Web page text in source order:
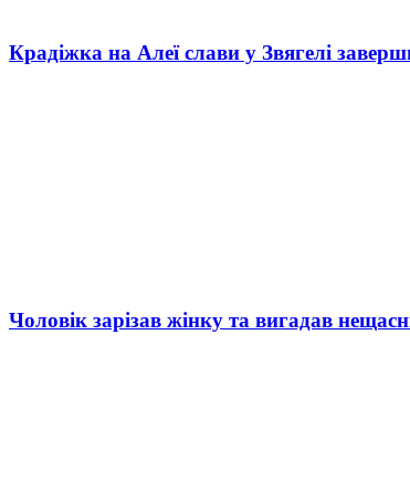
Крадіжка на Алеї слави у Звягелі
Чоловік зарізав жінку та вигадав